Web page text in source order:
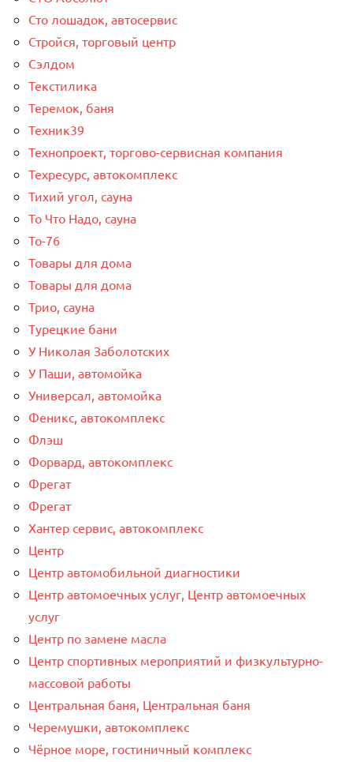
Сто лошадок, автосервис
Стройся, торговый центр
Сэлдом
Текстилика
Теремок, баня
Техник39
Технопроект, торгово-сервисная компания
Техресурс, автокомплекс
Тихий угол, сауна
То Что Надо, сауна
То-76
Товары для дома
Товары для дома
Трио, сауна
Турецкие бани
У Николая Заболотских
У Паши, автомойка
Универсал, автомойка
Феникс, автокомплекс
Флэш
Форвард, автокомплекс
Фрегат
Фрегат
Хантер сервис, автокомплекс
Центр
Центр автомобильной диагностики
Центр автомоечных услуг, Центр автомоечных
услуг
Центр по замене масла
Центр спортивных мероприятий и физкультурно-
массовой работы
Центральная баня, Центральная баня
Черемушки, автокомплекс
Чёрное море, гостиничный комплекс